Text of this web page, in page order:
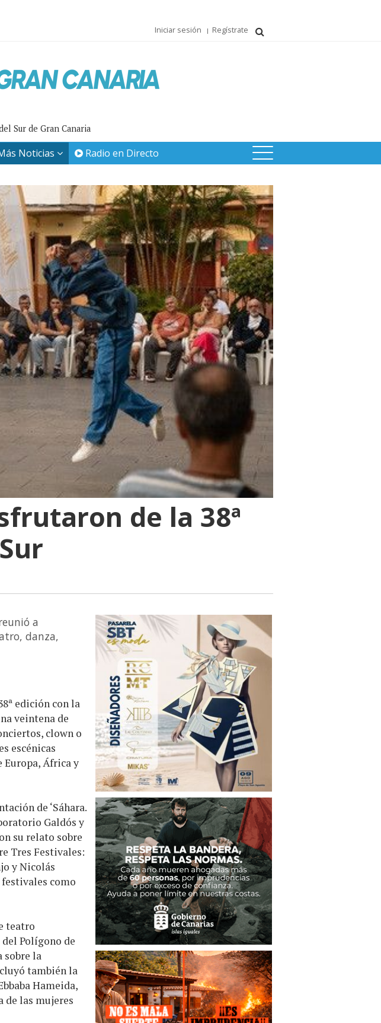
Iniciar sesión Regístrate
Sur de Gran Canaria
Noticias Radio en Directo
de la 38ª
a
danza,
edición con la
veintena de
clown o
escénicas
África y
de ‘Sáhara.
Galdós y
su relato sobre
Tres Festivales:
y Nicolás
como
teatro
Polígono de
sobre la
también la
Hameida,
las mujeres